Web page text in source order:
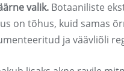
valik. Botaaniliste
on tõhus, kuid samas
ja väävliõli